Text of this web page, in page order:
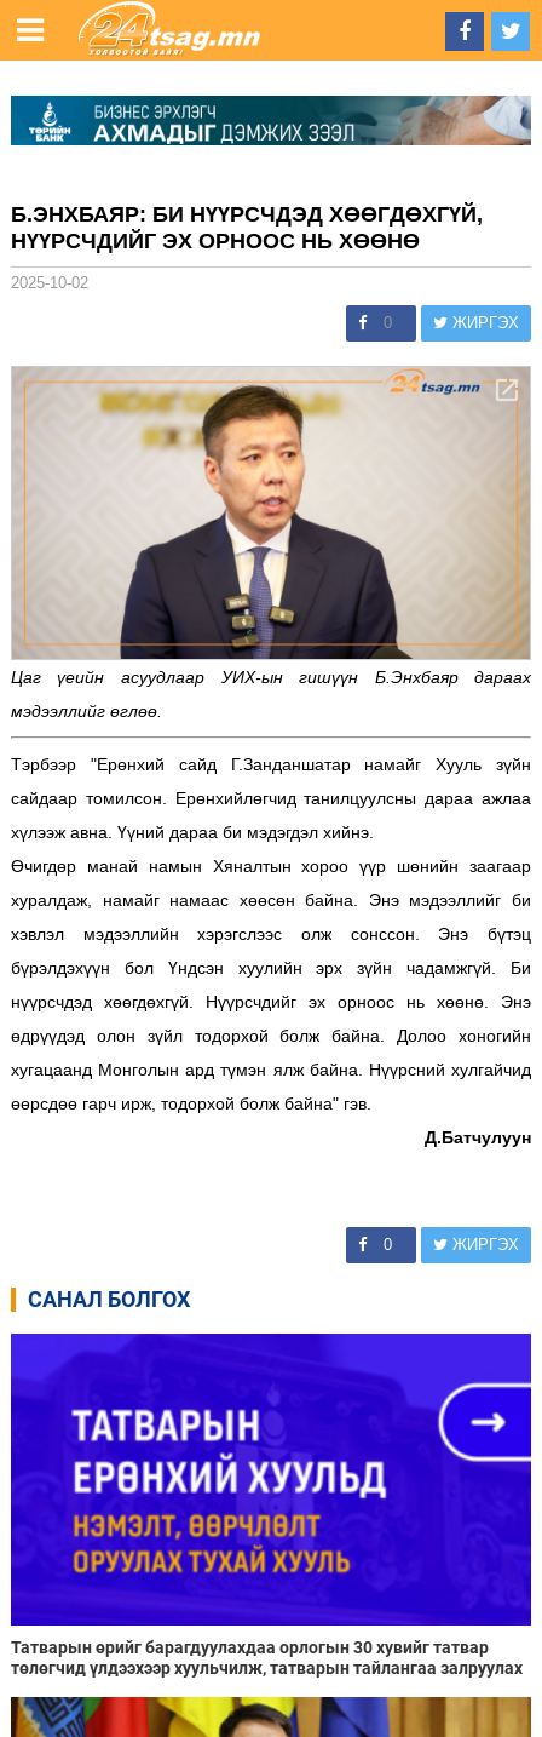
Б.ЭНХБАЯР: БИ НҮҮРСЧДЭД ХӨӨГДӨХГҮЙ,
НҮҮРСЧДИЙГ ЭХ ОРНООС НЬ ХӨӨНӨ
2025-10-02
0 ЖИРГЭХ
Цаг үеийн асуудлаар УИХ-ын гишүүн Б.Энхбаяр дараах
мэдээллийг өглөө.
Тэрбээр "Ерөнхий сайд Г.Занданшатар намайг Хууль зүйн
сайдаар томилсон. Ерөнхийлөгчид танилцуулсны дараа ажлаа
хүлээж авна. Үүний дараа би мэдэгдэл хийнэ.
Өчигдөр манай намын Хяналтын хороо үүр шөнийн заагаар
хуралдаж, намайг намаас хөөсөн байна. Энэ мэдээллийг би
хэвлэл мэдээллийн хэрэгслээс олж сонссон. Энэ бүтэц
бүрэлдэхүүн бол Үндсэн хуулийн эрх зүйн чадамжгүй. Би
нүүрсчдэд хөөгдөхгүй. Нүүрсчдийг эх орноос нь хөөнө. Энэ
өдрүүдэд олон зүйл тодорхой болж байна. Долоо хоногийн
хугацаанд Монголын ард түмэн ялж байна. Нүүрсний хулгайчид
өөрсдөө гарч ирж, тодорхой болж байна" гэв.
Д.Батчулуун
0 ЖИРГЭХ
САНАЛ БОЛГОХ
Татварын өрийг барагдуулахдаа орлогын 30 хувийг татвар
төлөгчид үлдээхээр хуульчилж, татварын тайлангаа залруулах